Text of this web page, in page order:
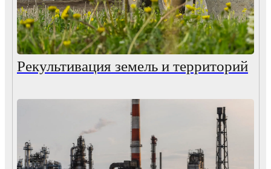
Рекультивация земель и территорий